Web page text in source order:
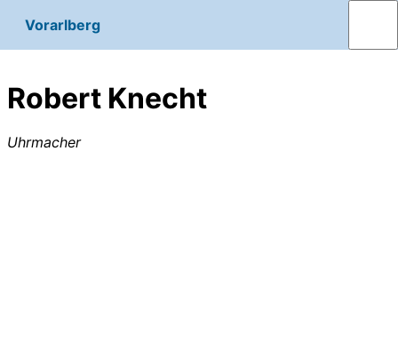
Vorarlberg
Robert Knecht
Uhrmacher